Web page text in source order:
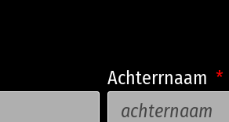
Achterrnaam